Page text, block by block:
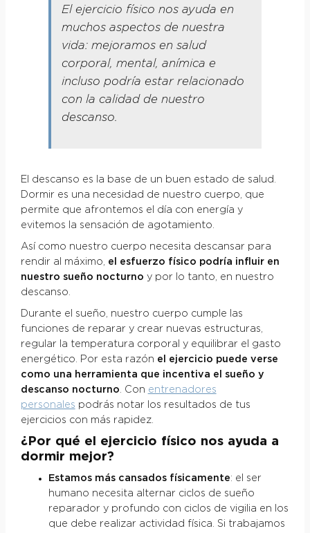
El ejercicio físico nos ayuda en
muchos aspectos de nuestra
vida: mejoramos en salud
corporal, mental, anímica e
incluso podría estar relacionado
con la calidad de nuestro
descanso.
El descanso es la base de un buen estado de salud.
Dormir es una necesidad de nuestro cuerpo, que
permite que afrontemos el día con energía y
evitemos la sensación de agotamiento.
Así como nuestro cuerpo necesita descansar para
rendir al máximo,
el esfuerzo físico podría influir en
nuestro sueño nocturno y por lo tanto, en nuestro
descanso.
Durante el sueño, nuestro cuerpo cumple las
funciones de reparar y crear nuevas estructuras,
regular la temperatura corporal y equilibrar el gasto
energético. Por esta razón el ejercicio puede verse
como una herramienta que incentiva el sueño y
descanso nocturno . Con entrenadores
personales podrás notar los resultados de tus
ejercicios con más rapidez.
¿Por qué el ejercicio físico nos ayuda a
dormir mejor?
Estamos más cansados físicamente: el ser
humano necesita alternar ciclos de sueño
reparador y profundo con ciclos de vigilia en los
que debe realizar actividad física. Si trabajamos